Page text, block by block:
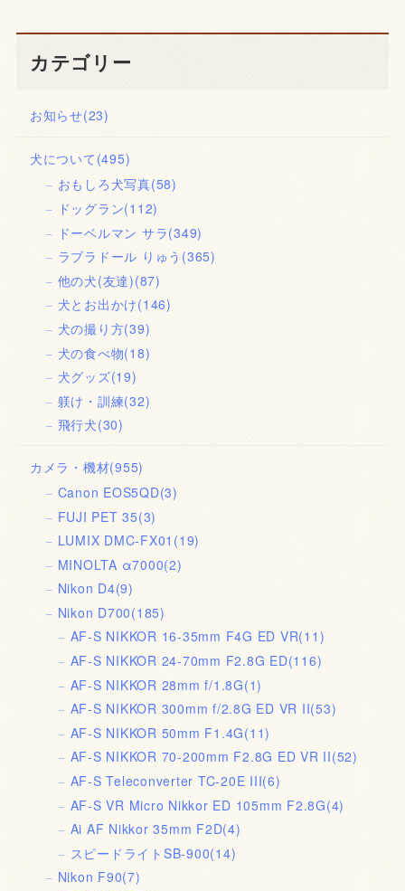
カテゴリー
お知らせ(23)
犬について (495)
おもしろ犬写真(58)
ドッグラン(112)
ドーベルマン サラ(349)
ラブラドール りゅう (365)
他の犬(友達)(87)
犬とお出かけ(146)
犬の撮り方(39)
犬の食べ物(18)
犬グッズ(19)
躾け・訓練(32)
飛行犬(30)
カメラ・機材(955)
Canon EOS5QD(3)
FUJI PET 35(3)
LUMIX DMC-FX01 (19)
MINOLTA α7000(2)
Nikon D4(9)
Nikon D700(185)
AF-S NIKKOR 16-35mm F4G ED VR(11)
AF-S NIKKOR 24-70mm F2.8G ED(116)
AF-S NIKKOR 28mm f/1.8G(1)
AF-S NIKKOR 300mm f/2.8G ED VR II(53)
AF-S NIKKOR 50mm F1.4G(11)
AF-S NIKKOR 70-200mm F2.8G ED VR II(52)
AF-S Teleconverter TC-20E III(6)
AF-S VR Micro Nikkor ED 105mm F2.8G(4)
Ai AF Nikkor 35mm F2D(4)
スピードライトSB-900(14)
Nikon F90(7)